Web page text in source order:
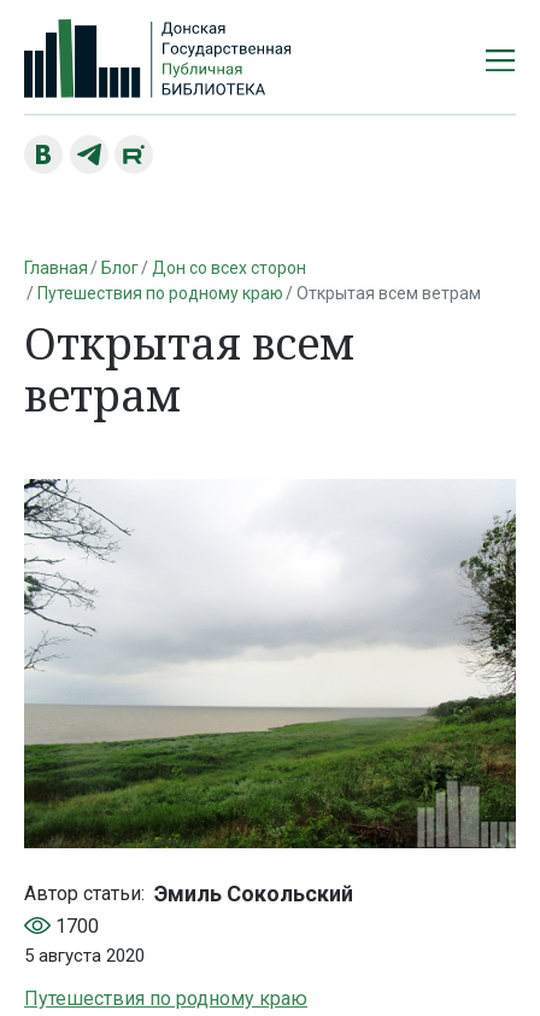
Главная Блог
Дон со всех сторон
Путешествия по родному краю
Открытая всем ветрам
Открытая всем
ветрам
Автор статьи: Эмиль Сокольский
1700
5 августа 2020
Путешествия по родному краю